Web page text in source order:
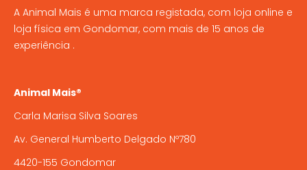
A Animal Mais é uma marca registada, com loja online e
loja física em Gondomar, com mais de 15 anos de
experiência .
Animal Mais®
Carla Marisa Silva Soares
Av. General Humberto Delgado Nº780
4420-155 Gondomar